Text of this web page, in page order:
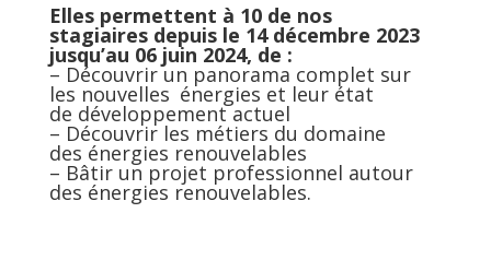
Elles permettent à 10 de nos
stagiaires depuis le 14 décembre 2023
jusqu’au 06 juin 2024, de :
– Découvrir un panorama complet sur
les nouvelles énergies et leur état
de développement actuel
– Découvrir les métiers du domaine
des énergies renouvelables
– Bâtir un projet professionnel autour
des énergies renouvelables.